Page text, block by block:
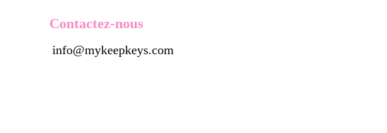
Contactez-nous
info@mykeepkeys.com